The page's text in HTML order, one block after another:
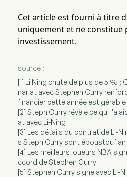
Cet article est fourni à titre
uniquement et ne constitue
investissement.
source :
[1] Li Ning chute de plus de 5 % ;
nariat avec Stephen Curry
financier cette année est gérable
[2] Steph Curry révèle ce qui l'a
at avec Li-Ning
[3] Les détails du contrat de Li-
s Steph Curry sont
[4] Les meilleurs joueurs NBA
ccord de Stephen Curry
[5] Stephen Curry signe avec Li-